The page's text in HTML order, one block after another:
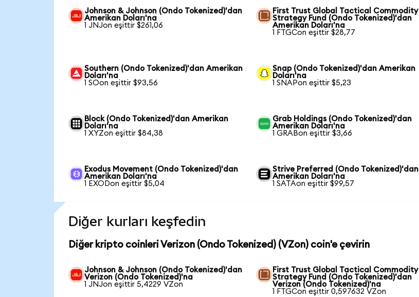
Johnson & Johnson (Ondo Tokenized)'dan
Amerikan Doları'na
1 JNJon eşittir $261,06
First Trust Global Tactical Commodity
Strategy Fund (Ondo Tokenized)'dan
Amerikan Doları'na
1 FTGCon eşittir $28,77
Southern (Ondo Tokenized)'dan Amerikan
Doları'na
1 SOon eşittir $93,56
Snap (Ondo Tokenized)'dan Amerikan
Doları'na
1 SNAPon eşittir $5,23
Block (Ondo Tokenized)'dan Amerikan
Doları'na
1 XYZon eşittir $84,38
Grab Holdings (Ondo Tokenized)'dan
Amerikan Doları'na
1 GRABon eşittir $3,66
Exodus Movement (Ondo Tokenized)'dan
Amerikan Doları'na
1 EXODon eşittir $5,04
Strive Preferred (Ondo Tokenized)'dan
Amerikan Doları'na
1 SATAon eşittir $99,57
Diğer kurları keşfedin
Diğer kripto coinleri Verizon (Ondo Tokenized) (VZon) coin'e çevirin
Johnson & Johnson (Ondo Tokenized)'dan
Verizon (Ondo Tokenized)'na
1 JNJon eşittir 5,4229 VZon
First Trust Global Tactical Commodity
Strategy Fund (Ondo Tokenized)'dan
Verizon (Ondo Tokenized)'na
1 FTGCon eşittir 0,597632 VZon